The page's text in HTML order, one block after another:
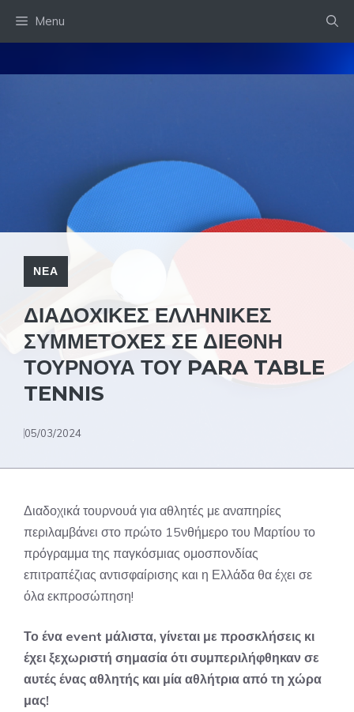
Menu
ΝΕΑ
ΔΙΑΔΟΧΙΚΕΣ ΕΛΛΗΝΙΚΕΣ
ΣΥΜΜΕΤΟΧΕΣ ΣΕ ΔΙΕΘΝΗ
ΤΟΥΡΝΟΥΑ ΤΟΥ PARA TABLE
TENNIS
05/03/2024
Διαδοχικά τουρνουά για αθλητές με αναπηρίες
περιλαμβάνει στο πρώτο 15νθήμερο του Μαρτίου το
πρόγραμμα της παγκόσμιας ομοσπονδίας
επιτραπέζιας αντισφαίρισης και η Ελλάδα θα έχει σε
όλα εκπροσώπηση!
Το ένα event μάλιστα, γίνεται με προσκλήσεις κι
έχει ξεχωριστή σημασία ότι συμπεριλήφθηκαν σε
αυτές ένας αθλητής και μία αθλήτρια από τη χώρα
μας!